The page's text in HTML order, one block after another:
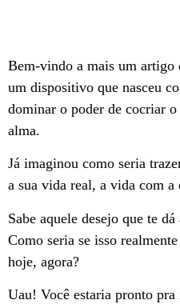
Bem-vindo a mais um artigo
um dispositivo que nasceu
dominar o poder de cocriar
alma.
Já imaginou como seria
a sua vida real, a vida com a
Sabe aquele desejo que te
Como seria se isso
hoje, agora?
Uau! Você estaria pronto pra